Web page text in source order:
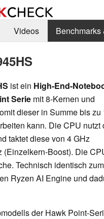
Videos Benchmarks
ist ein High-End-
Serie mit 8-Kernen und
dieser in Summe bis zu
kann. Die CPU nutzt
taktet diese von 4 GHz
(Einzelkern-Boost). Die
Technisch identisch zum
Ryzen AI Engine und
der Hawk Point-